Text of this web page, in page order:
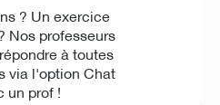
? Un exercice
Nos professeurs
à toutes
via l'option Chat
un prof !